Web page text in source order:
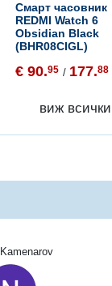
Смарт часовник
REDMI Watch 6
Obsidian Black
(BHR08CIGL)
€ 90.95 / 177.88
виж всички